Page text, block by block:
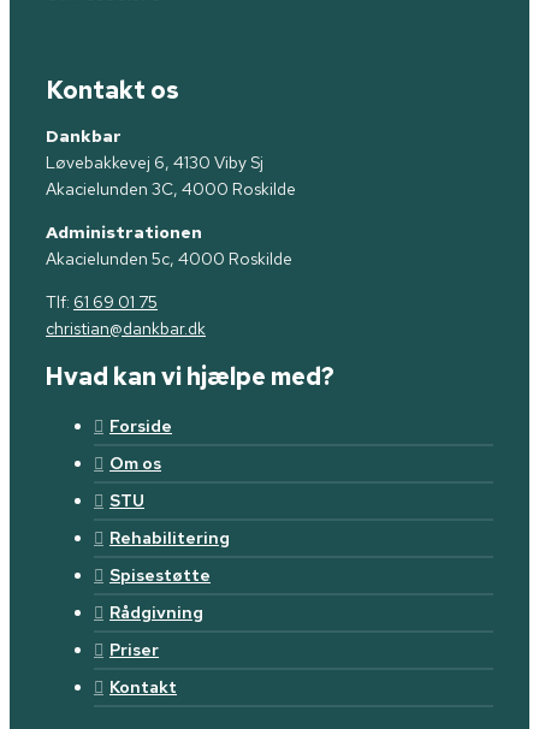
Kontakt os
Dankbar
Løvebakkevej 6, 4130 Viby Sj
Akacielunden 3C, 4000 Roskilde
Administrationen
Akacielunden 5c, 4000 Roskilde
Tlf: 61 69 01 75
christian@dankbar.dk
Hvad kan vi hjælpe med?
Forside
Om os
STU
Rehabilitering
Spisestøtte
Rådgivning
Priser
Kontakt